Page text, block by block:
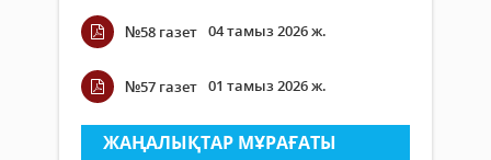
№58 газет 04 тамыз 2026 ж.
№57 газет 01 тамыз 2026 ж.
ЖАҢАЛЫҚТАР МҰРАҒАТЫ